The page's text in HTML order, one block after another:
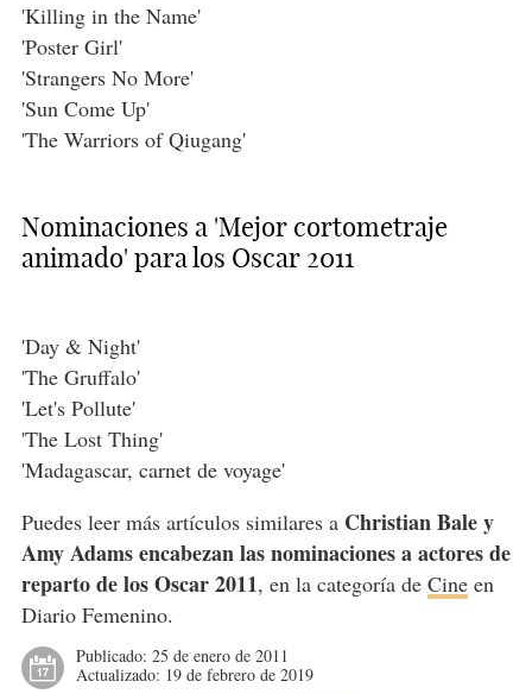
'Killing in the Name'
'Poster Girl'
'Strangers No More'
'Sun Come Up'
'The Warriors of Qiugang'
Nominaciones a 'Mejor cortometraje
animado' para los Oscar 2011
'Day & Night'
'The Gruffalo'
'Let's Pollute'
'The Lost Thing'
'Madagascar, carnet de voyage'
Puedes leer más artículos similares a Christian Bale y
Amy Adams encabezan las nominaciones a actores de
reparto de los Oscar 2011, en la categoría de Cineen
Diario Femenino.
Publicado: 25 de enero de 2011
Actualizado: 19 de febrero de 2019